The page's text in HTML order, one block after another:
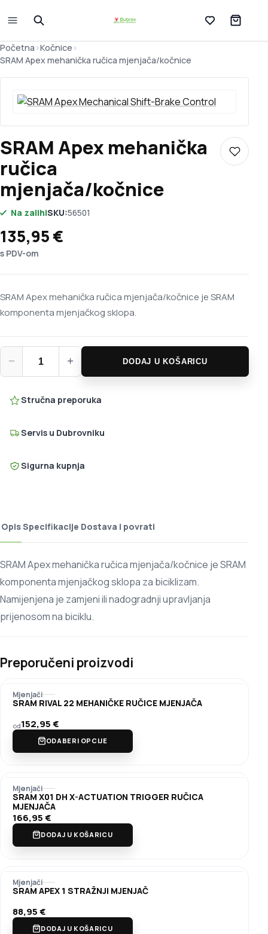
Lista želja
Početna >Kočnice >
SRAM Apex mehanička ručica mjenjača/kočnice
SRAM Apex mehanička
ručica
mjenjača/kočnice
Dodaj
Na zalihiSKU:56501
135,95€
s PDV-om
SRAM Apex mehanička ručica mjenjača/kočnice je SRAM
komponenta mjenjačkog sklopa.
−
SRAM Apex mehanička ručica mjenjača/kočnice količina
+ DODAJ U KOŠARICU
Stručna preporuka
Servis u Dubrovniku
Sigurna kupnja
OpisSpecifikacije Dostava i povrati
SRAM Apex mehanička ručica mjenjača/kočnice je SRAM
komponenta mjenjačkog sklopa za biciklizam.
Namijenjena je zamjeni ili nadogradnji upravljanja
prijenosom na biciklu.
Preporučeni proizvodi
Mjenjači
SRAM RIVAL 22 MEHANIČKE RUČICE MJENJAČA
od152,95€
ODABERI OPCIJE
Mjenjači
SRAM X01 DH X-ACTUATION TRIGGER RUČICA
MJENJAČA
166,95€
DODAJ U KOŠARICU
Mjenjači
SRAM APEX 1 STRAŽNJI MJENJAČ
88,95€
DODAJ U KOŠARICU